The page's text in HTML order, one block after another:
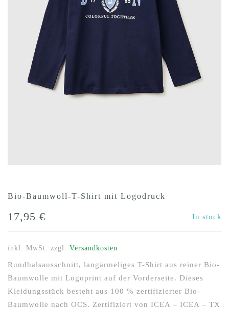
Bio-Baumwoll-T-Shirt mit Logodruck
17,95 € In stock
inkl. MwSt. zzgl. Versandkosten
Rundhalsausschnitt, langärmeliges T-Shirt aus reiner Bio-
Baumwolle mit Logoprint auf der Vorderseite. Dieses
Kleidungsstück besteht aus 100 % zertifizierter Bio-
Baumwolle nach OCS. Zertifiziert von ICEA – ICEA – TX